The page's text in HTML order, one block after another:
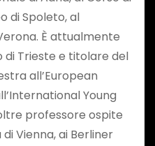
di Spoleto, al
È attualmente
Trieste e titolare del
all’European
Young
professore ospite
Vienna, ai Berliner